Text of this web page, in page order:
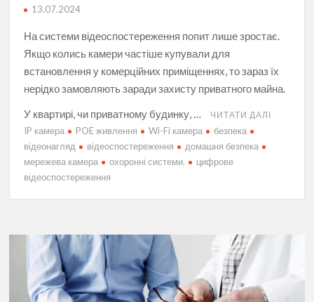
13.07.2024
На системи відеоспостереження попит лише зростає.
Якщо колись камери частіше купували для
встановлення у комерційних приміщеннях, то зараз їх
нерідко замовляють заради захисту приватного майна.
У квартирі, чи приватному будинку, …
ЧИТАТИ ДАЛІ
IP камера POE живлення Wi-Fi камера
безпека
відеонагляд
відеоспостереження
домашня безпека
мережева камера
охоронні системи.
цифрове
відеоспостереження